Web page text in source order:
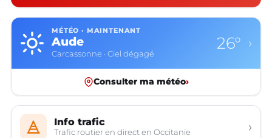
MÉTÉO · MAINTENANT
Aude
Carcassonne · Ciel dégagé
26° ›
Consulter ma météo›
Info trafic
Trafic routier en direct en Occitanie ›